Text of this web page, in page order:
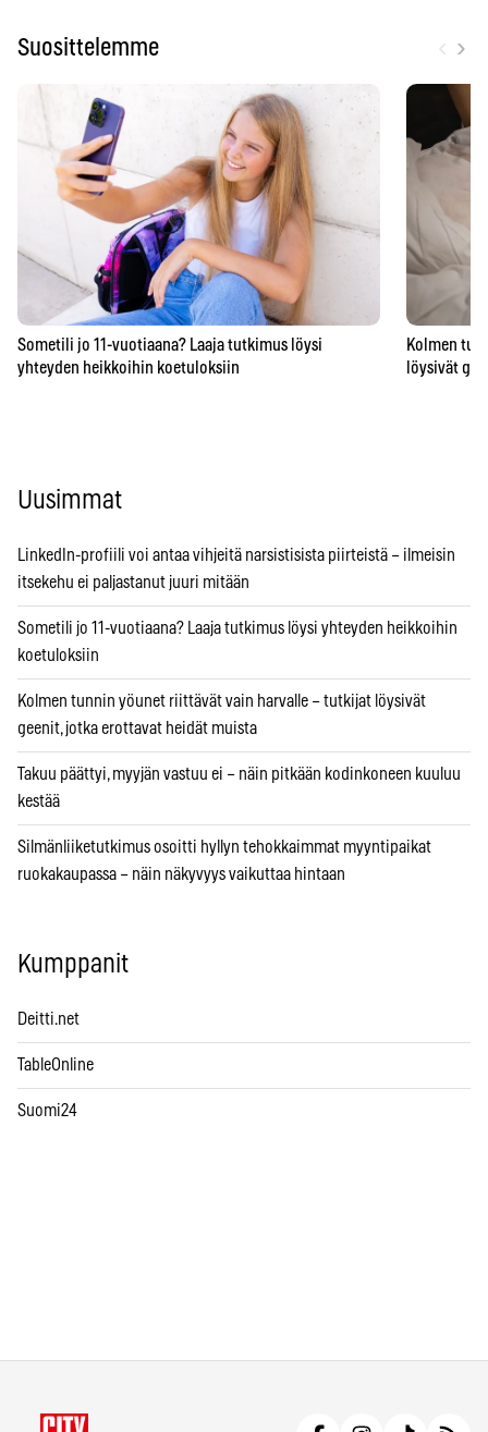
Suosittelemme ›
Sometili jo 11-vuotiaana? Laaja tutkimus löysi
yhteyden heikkoihin koetuloksiin
Kolmen
löysivät
Uusimmat
LinkedIn-profiili voi antaa vihjeitä narsistisista piirteistä – ilmeisin
itsekehu ei paljastanut juuri mitään
Sometili jo 11-vuotiaana? Laaja tutkimus löysi yhteyden heikkoihin
koetuloksiin
Kolmen tunnin yöunet riittävät vain harvalle – tutkijat löysivät
geenit, jotka erottavat heidät muista
Takuu päättyi, myyjän vastuu ei – näin pitkään kodinkoneen kuuluu
kestää
Silmänliiketutkimus osoitti hyllyn tehokkaimmat myyntipaikat
ruokakaupassa – näin näkyvyys vaikuttaa hintaan
Kumppanit
Deitti.net
TableOnline
Suomi24